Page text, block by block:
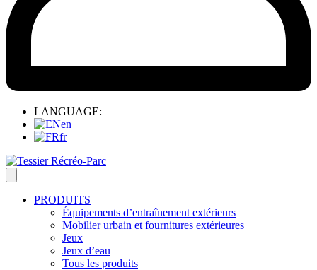
LANGUAGE:
en
fr
PRODUITS
Équipements d’entraînement extérieurs
Mobilier urbain et fournitures extérieures
Jeux
Jeux d’eau
Tous les produits